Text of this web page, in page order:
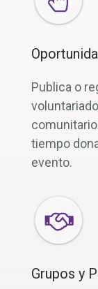
Publica o
tiempo
evento.
Grupos y